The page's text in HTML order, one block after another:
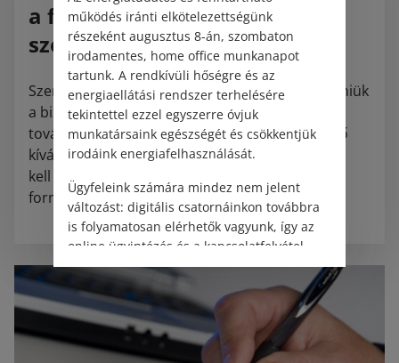
a férjem nevén lenne a
szerződés. Mit kell tennem?
Szerződőmódosítási nyilatkozatot kell beküldeniük
a biztosítóhoz, amelyben nyilatkoznak, hogy a
továbbiakban XY szerződő helyébe ZK szerződő
kíván lépni. A nyilatkozatot mindkettőjüknek alá
kell írniuk, azaz a régi és az új szerződőnek is. A
formanyomtatvány letölthető honlapunkról.
működés iránti elkötelezettségünk
részeként augusztus 8-án, szombaton
irodamentes, home office munkanapot
tartunk. A rendkívüli hőségre és az
energiaellátási rendszer terhelésére
tekintettel ezzel egyszerre óvjuk
munkatársaink egészségét és csökkentjük
irodáink energiafelhasználását.
Ügyfeleink számára mindez nem jelent
változást: digitális csatornáinkon továbbra
is folyamatosan elérhetők vagyunk, így az
online ügyintézés és a kapcsolatfelvétel
változatlanul biztosított.